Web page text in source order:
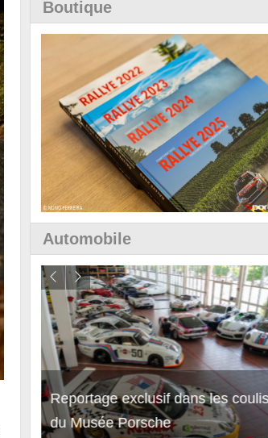
Boutique
Automobile
Reportage exclusif dans les
du Musée Porsche
Découverte de la nouvelle Ferrari
12Cilindri Manuale